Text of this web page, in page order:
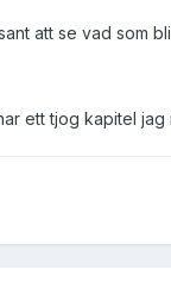
att se vad som
ett tjog kapitel jag